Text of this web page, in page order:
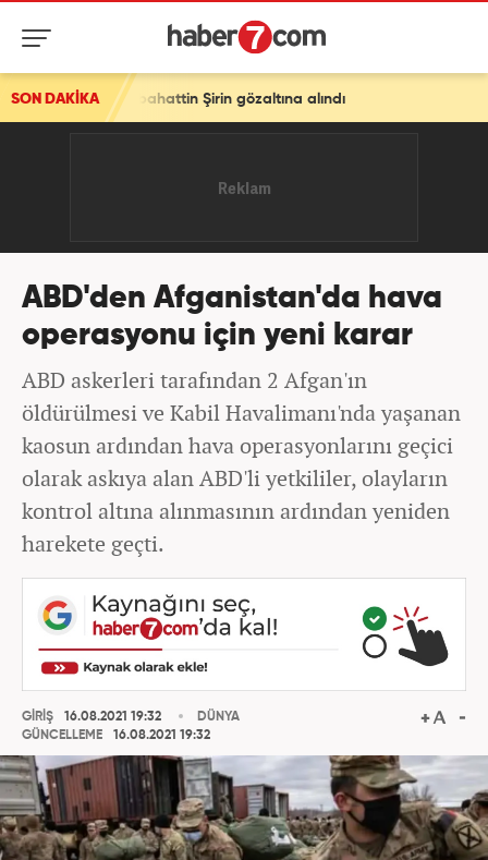
SON DAKİKAŞirin gözaltına alındı
ABD'den Afganistan'da hava
operasyonu için yeni karar
ABD askerleri tarafından 2 Afgan'ın
öldürülmesi ve Kabil Havalimanı'nda yaşanan
kaosun ardından hava operasyonlarını geçici
olarak askıya alan ABD'li yetkililer, olayların
kontrol altına alınmasının ardından yeniden
harekete geçti.
GİRİŞ
16.08.2021 19:32
GÜNCELLEME
16.08.2021 19:32
DÜNYA